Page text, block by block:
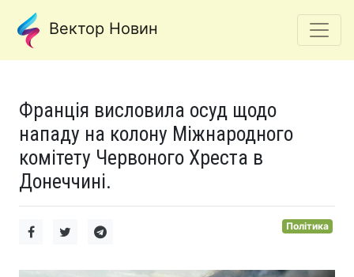
Вектор Новин
Франція висловила осуд щодо
нападу на колону Міжнародного
комітету Червоного Хреста в
Донеччині.
Політика